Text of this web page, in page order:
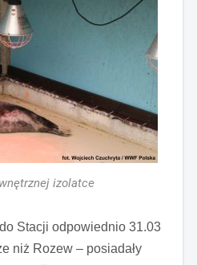
izolatce
Stacji odpowiednio 31.03
niż Rozew – posiadały